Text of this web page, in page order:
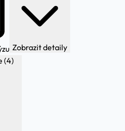
Zobrazit detaily
(4)